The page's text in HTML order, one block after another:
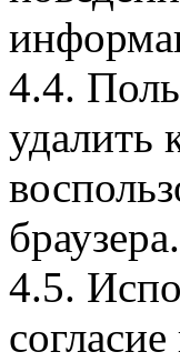
4.4.
удалить
браузера.
4.5.